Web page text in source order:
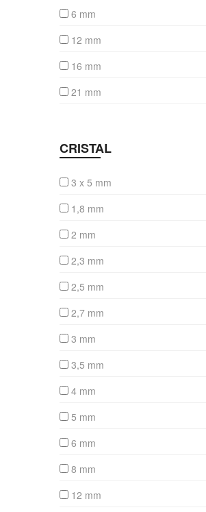
6 mm
12 mm
16 mm
21 mm
CRISTAL
3 x 5 mm
1,8 mm
2 mm
2,3 mm
2,5 mm
2,7 mm
3 mm
3,5 mm
4 mm
5 mm
6 mm
8 mm
12 mm